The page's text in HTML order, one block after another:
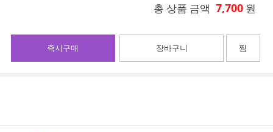
총 상품 금액 7,700 원
장바구니
즉시구매 찜